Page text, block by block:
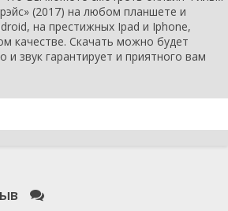
(2017) на любом планшете и
на престижных Ipad и Iphone,
качестве. Скачать можно будет
и звук гарантирует и приятного вам